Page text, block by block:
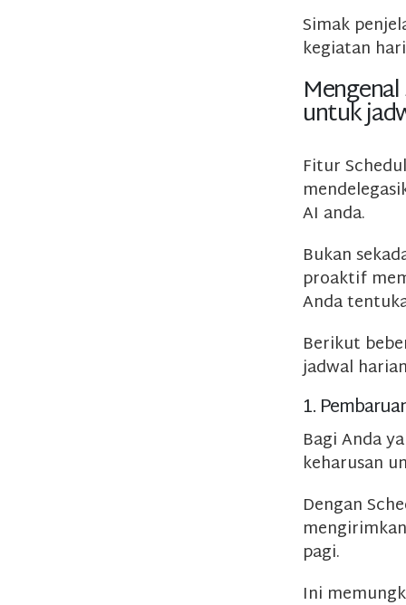
Simak
kegiatan
untuk
Fitur
AI anda.
Bukan
proaktif
Anda
Berikut
jadwal
1.
Bagi Anda
keharusan
Dengan
pagi.
Ini